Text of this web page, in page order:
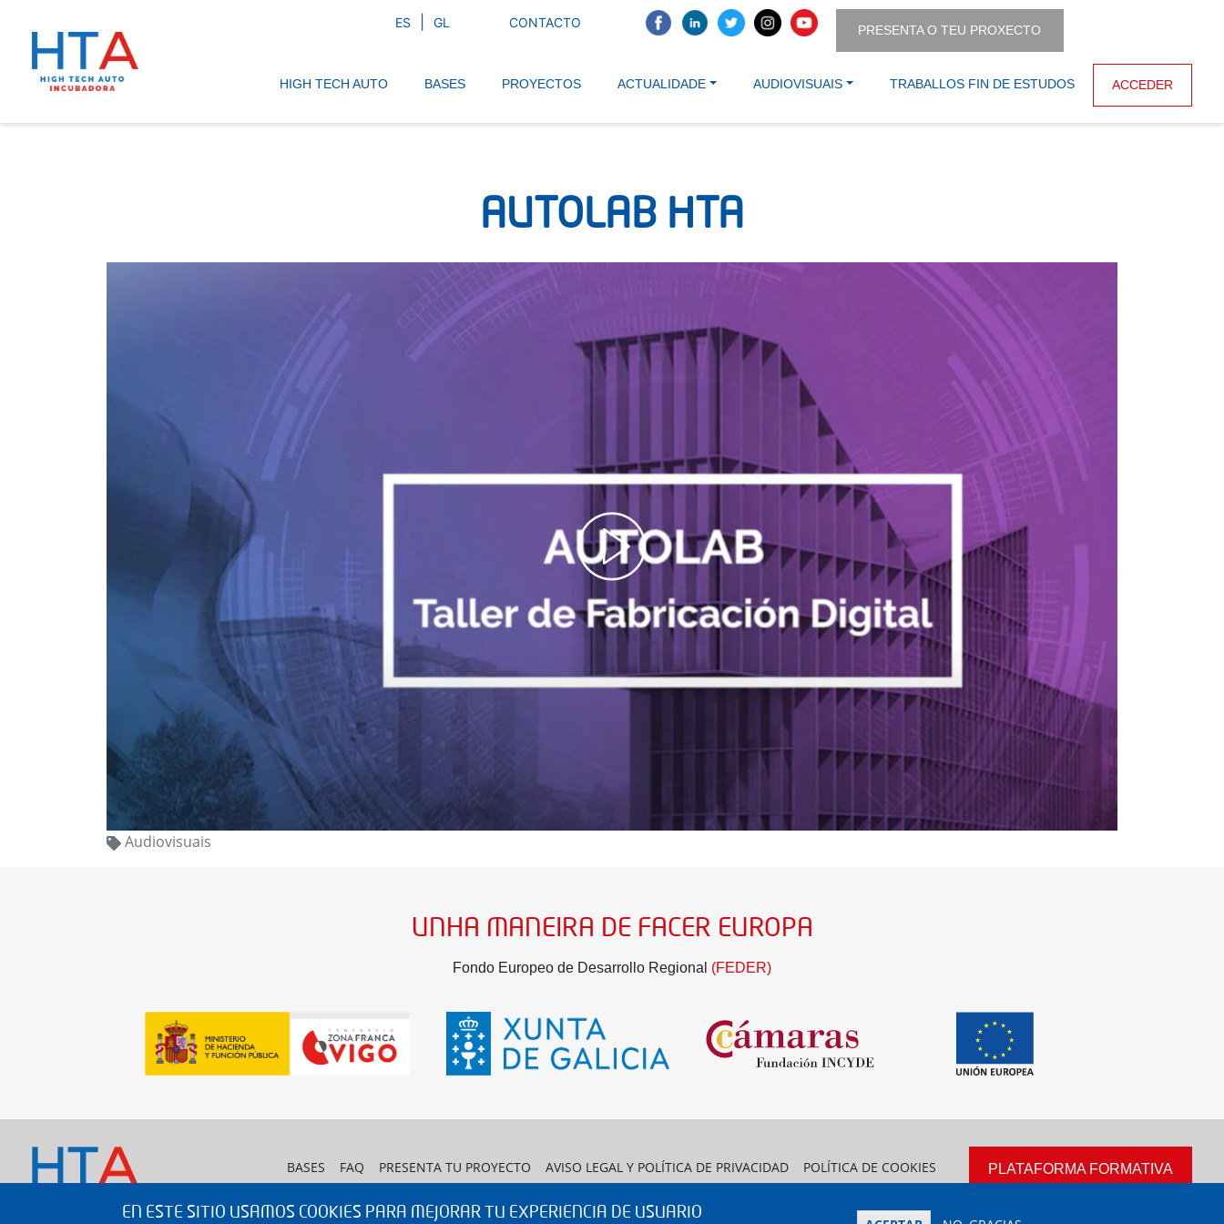
principal
CONTACTO
ES GL
HIGH TECH AUTO BASES PROYECTOS ACTUALIDADE AUDIOVISUAIS TRABALLOS FIN DE ESTUDOS ACCEDER
PRESENTA O TEU PROXECTO
AUTOLAB HTA
Audiovisuais
UNHA MANEIRA DE FACER EUROPA
Fondo Europeo de Desarrollo Regional (FEDER)
BASES FAQ PRESENTA TU PROYECTO AVISO LEGAL Y POLÍTICA DE PRIVACIDAD POLÍTICA DE COOKIES
CONTACTO
PLATAFORMA FORMATIVA
EN ESTE SITIO USAMOS COOKIES PARA MEJORAR TU EXPERIENCIA DE USUARIO